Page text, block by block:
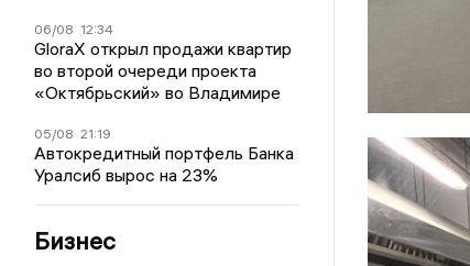
06/08 12:34
GloraX открыл продажи квартир
во второй очереди проекта
«Октябрьский» во Владимире
05/08 21:19
Автокредитный портфель Банка
Уралсиб вырос на 23%
Бизнес